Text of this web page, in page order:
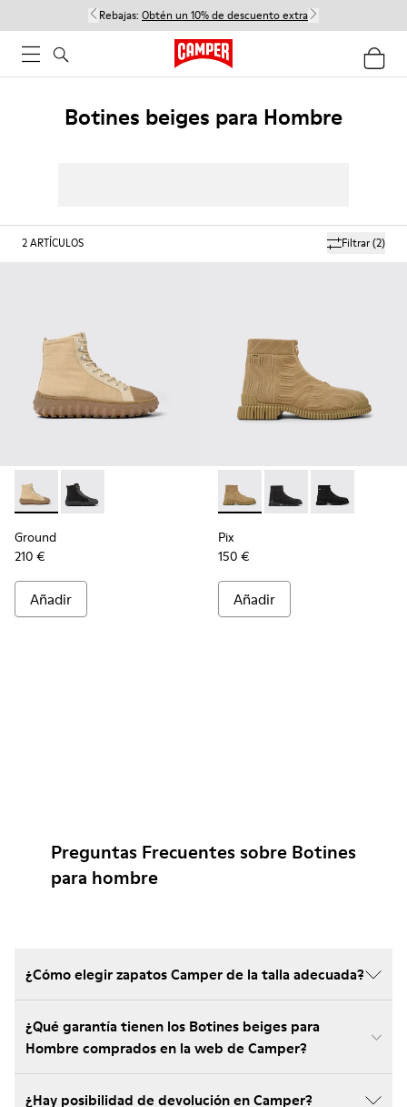
Rebajas: Obtén un 10% de descuento extra
Botines beiges para Hombre
Filtrar(2)
2ARTÍCULOS
Ground - K300405-010 - Botines beiges de tejido y piel
Ground - K300405-011
Ground
210 €
Añadir
Pix - K300262-014 -
Pix - K300262-017
Pix -
Pix
150 €
Añadir
Preguntas Frecuentes sobre Botines
para hombre
¿Cómo elegir zapatos Camper de la talla adecuada?
¿Qué garantía tienen los Botines beiges para
Hombre comprados en la web de Camper?
¿Hay posibilidad de devolución en Camper?